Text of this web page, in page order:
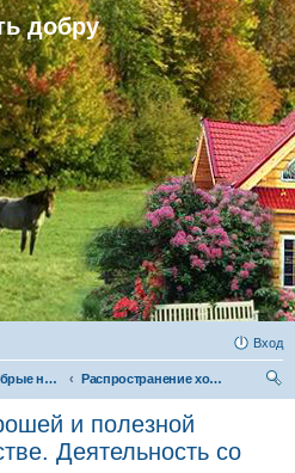
добру
Вход
Хорошие, добрые новости и их распространение в обществе
Распространение хорошей и полезной информации в обществе. Деятельность со СМИ
и полезной
Деятельность со